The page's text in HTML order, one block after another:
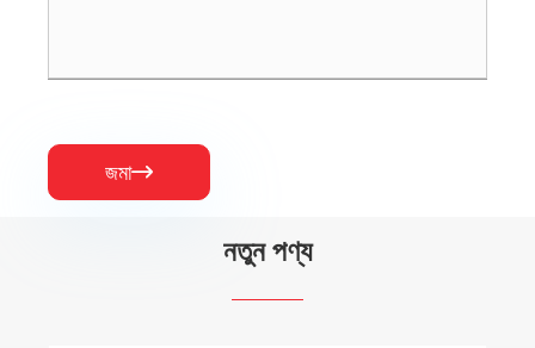
জমা
নতুন পণ্য